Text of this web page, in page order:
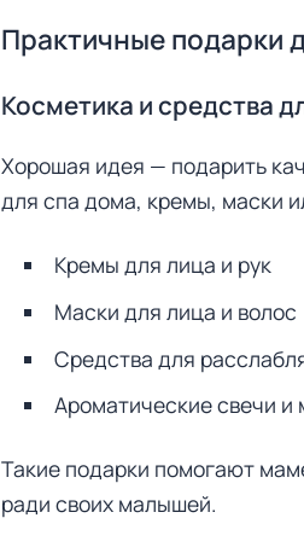
Практичные подарки
Косметика и средства
Хорошая идея — подарить
для спа дома, кремы, маски
Кремы для лица и рук
Маски для лица и волос
Средства для
Ароматические свечи
Такие подарки помогают
ради своих малышей.
Н
й
т
: